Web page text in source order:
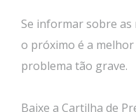
Se informar sobre
o próximo é a
problema tão grave.
Baixe a Cartilha de